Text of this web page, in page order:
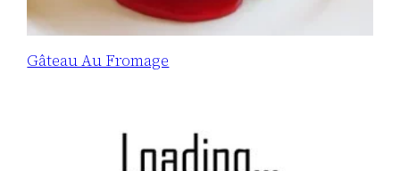
Gâteau Au Fromage